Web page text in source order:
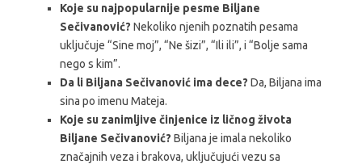
Koje su najpopularnije pesme Biljane
Sečivanović? Nekoliko njenih poznatih pesama
uključuje “Sine moj”, “Ne šizi”, “Ili ili”, i “Bolje sama
nego s kim”.
Da li Biljana Sečivanović ima dece? Da, Biljana ima
sina po imenu Mateja.
Koje su zanimljive činjenice iz ličnog života
Biljane Sečivanović? Biljana je imala nekoliko
značajnih veza i brakova, uključujući vezu sa